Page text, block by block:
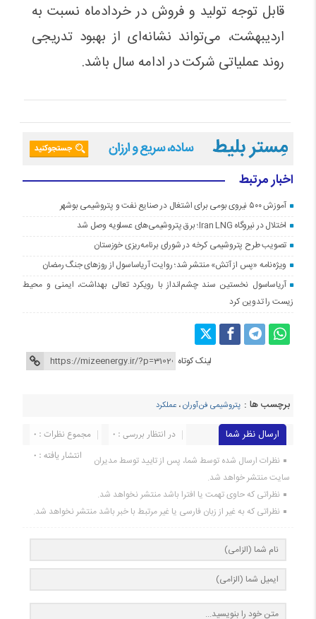
قابل توجه تولید و فروش در خردادماه نسبت به
اردیبهشت، می‌تواند نشانه‌ای از بهبود تدریجی
روند عملیاتی شرکت در ادامه سال باشد.
اخبار مرتبط
آموزش ۵۰۰ نیروی بومی برای اشتغال در صنایع نفت و پتروشیمی بوشهر
اختلال در نیروگاه Iran LNG؛ برق پتروشیمی‌های عسلویه وصل شد
تصویب طرح پتروشیمی کرخه در شورای برنامه‌ریزی خوزستان
ویژه‌نامه «پس از آتش» منتشر شد؛ روایت آریاساسول از روزهای جنگ رمضان
آریاساسول نخستین سند چشم‌انداز با رویکرد تعالی بهداشت، ایمنی و محیط
زیست را تدوین کرد
لینک کوتاه
برچسب ها : پتروشیمی فن‌آوران، عملکرد
ارسال نظر شما مجموع نظرات : 0
در انتظار بررسی : 0
انتشار یافته : 0
نظرات ارسال شده توسط شما، پس از تایید توسط مدیران
سایت منتشر خواهد شد.
نظراتی که حاوی تهمت یا افترا باشد منتشر نخواهد شد.
نظراتی که به غیر از زبان فارسی یا غیر مرتبط با خبر باشد منتشر نخواهد شد.